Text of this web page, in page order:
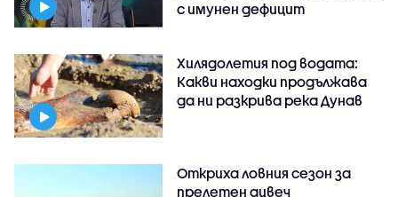
с имунен дефицит
Хилядолетия под водата:
Какви находки продължава
да ни разкрива река Дунав
Откриха ловния сезон за
прелетен дивеч